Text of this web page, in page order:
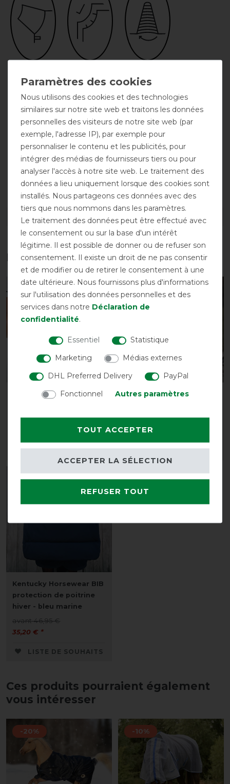
possible
Fermeture
frontale double
DÉTAILS SUR LA SÉCURITÉ DES PRODUITS
Les accessoires parfaits pour vous
Gants Back on Track -
avant 35,85 €
LISTE DE SOUHAITS
Kentucky Horsewear
164,99 € *
LISTE DE SOUHAITS
-25%
Kentucky Horsewear BIB
protection de poitrine
hiver - bleu marine
avant 46,95 €
35,20 € *
LISTE DE SOUHAITS
Ces produits pourraient également
vous intéresser
-20% -10%
Nous utilisons des cookies et des technologies
similaires sur notre site web et traitons les données
personnelles des visiteurs de notre site web (par
exemple, l'adresse IP), par exemple pour
personnaliser le contenu et les publicités, pour
intégrer des médias de fournisseurs tiers ou pour
analyser l'accès à notre site web. Le traitement des
données a lieu uniquement lorsque des cookies sont
installés. Nous partageons ces données avec des
tiers que nous nommons dans les paramètres.
Le traitement des données peut être effectué avec
le consentement ou sur la base d'un intérêt
légitime. Il est possible de donner ou de refuser son
consentement. Il existe un droit de ne pas consentir
et de modifier ou de retirer le consentement à une
date ultérieure. Nous fournissons plus d'informations
sur l'utilisation des données personnelles et des
services dans notre Déclaration de
confidentialité.
Essentiel
Statistique
Marketing
Médias externes
DHL Preferred Delivery
PayPal
Fonctionnel
Autres paramètres
TOUT ACCEPTER
REFUSER TOUT
ACCEPTER LA SÉLECTION